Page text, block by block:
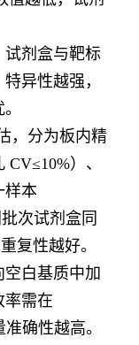
试剂盒与靶标
异性越强，
，分为板内精
）、
样本
次试剂盒同
复性越好。
空白基质中加
率需在
确性越高。